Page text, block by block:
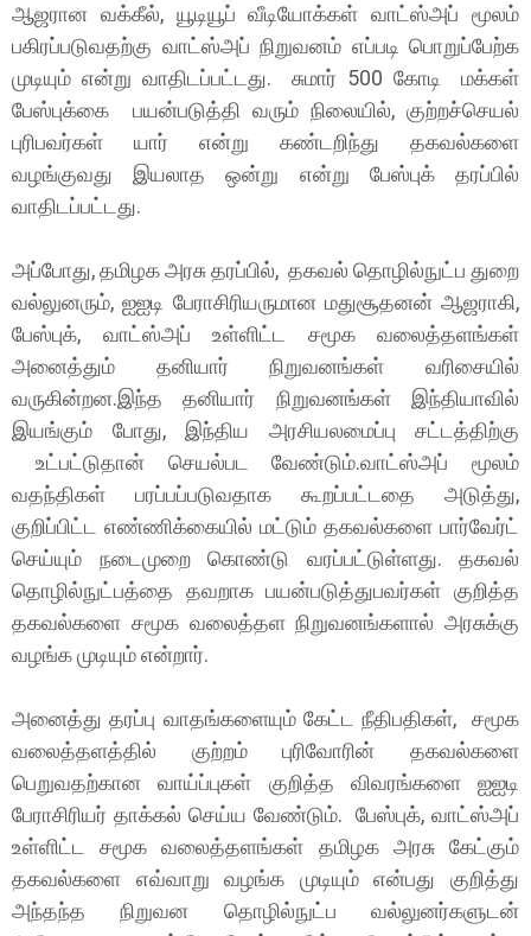
ஆஜரான வக்கீல், யூடியூப் வீடியோக்கள் வாட்ஸ்அப் மூலம்
பகிரப்படுவதற்கு வாட்ஸ்அப் நிறுவனம் எப்படி பொறுப்பேற்க
முடியும் என்று வாதிடப்பட்டது. சுமார் 500 கோடி மக்கள்
பேஸ்புக்கை பயன்படுத்தி வரும் நிலையில், குற்றச்செயல்
புரிபவர்கள் யார் என்று கண்டறிந்து தகவல்களை
வழங்குவது இயலாத ஒன்று என்று பேஸ்புக் தரப்பில்
வாதிடப்பட்டது.
அப்போது, தமிழக அரசு தரப்பில், தகவல் தொழில்நுட்ப துறை
வல்லுனரும், ஐஐடி பேராசிரியருமான மதுசூதனன் ஆஜராகி,
பேஸ்புக், வாட்ஸ்அப் உள்ளிட்ட சமூக வலைத்தளங்கள்
அனைத்தும் தனியார் நிறுவனங்கள் வரிசையில்
வருகின்றன.இந்த தனியார் நிறுவனங்கள் இந்தியாவில்
இயங்கும் போது, இந்திய அரசியலமைப்பு சட்டத்திற்கு
உட்பட்டுதான் செயல்பட வேண்டும்.வாட்ஸ்அப் மூலம்
வதந்திகள் பரப்பப்படுவதாக கூறப்பட்டதை அடுத்து,
குறிப்பிட்ட எண்ணிக்கையில் மட்டும் தகவல்களை பார்வேர்ட்
செய்யும் நடைமுறை கொண்டு வரப்பட்டுள்ளது. தகவல்
தொழில்நுட்பத்தை தவறாக பயன்படுத்துபவர்கள் குறித்த
தகவல்களை சமூக வலைத்தள நிறுவனங்களால் அரசுக்கு
வழங்க முடியும் என்றார்.
அனைத்து தரப்பு வாதங்களையும் கேட்ட நீதிபதிகள், சமூக
வலைத்தளத்தில் குற்றம் புரிவோரின் தகவல்களை
பெறுவதற்கான வாய்ப்புகள் குறித்த விவரங்களை ஐஐடி
பேராசிரியர் தாக்கல் செய்ய வேண்டும். பேஸ்புக், வாட்ஸ்அப்
உள்ளிட்ட சமூக வலைத்தளங்கள் தமிழக அரசு கேட்கும்
தகவல்களை எவ்வாறு வழங்க முடியும் என்பது குறித்து
அந்தந்த நிறுவன தொழில்நுட்ப வல்லுனர்களுடன்